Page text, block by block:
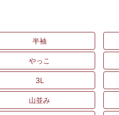
半袖
やっこ
3L
山並み